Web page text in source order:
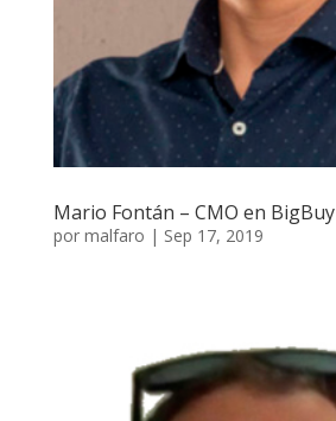
Mario Fontán – CMO en BigBuy
por malfaro | Sep 17, 2019